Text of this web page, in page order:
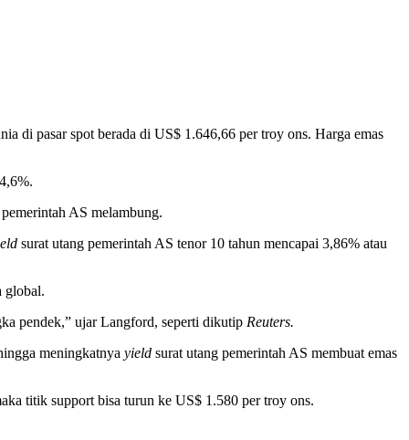
di pasar spot berada di US$ 1.646,66 per troy ons. Harga emas
AS melambung.
surat utang pemerintah AS tenor 10 tahun mencapai 3,86% atau
global.
pendek,” ujar Langford, seperti dikutip Reuters.
meningkatnya yield surat utang pemerintah AS membuat emas
titik support bisa turun ke US$ 1.580 per troy ons.